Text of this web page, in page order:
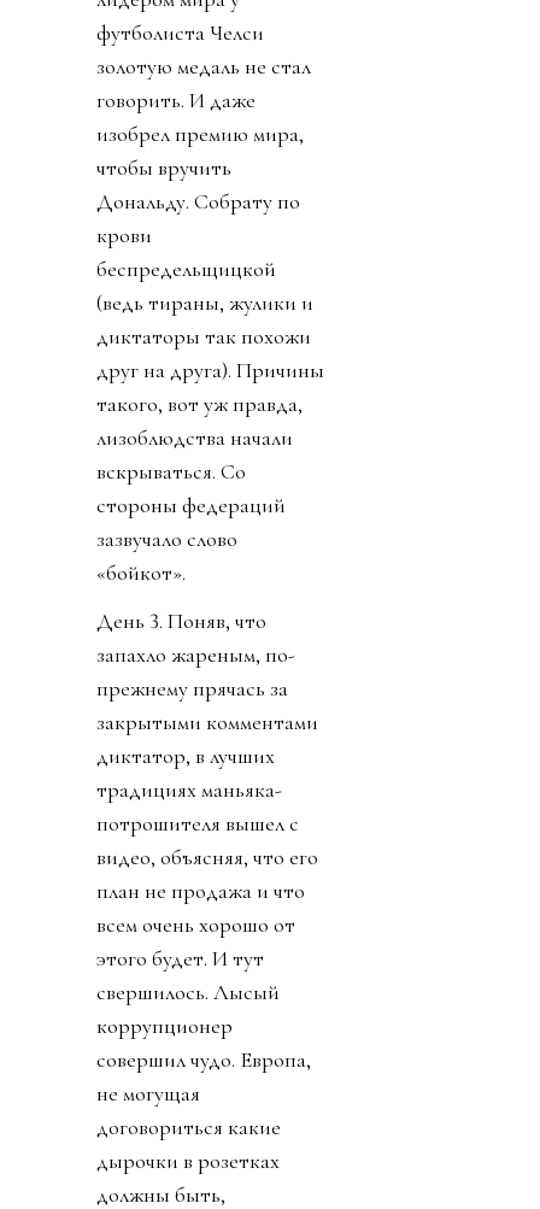
футболиста Челси
золотую медаль не стал
говорить. И даже
изобрел премию мира,
чтобы вручить
Дональду. Собрату по
крови
беспредельщицкой
(ведь тираны, жулики и
диктаторы так похожи
друг на друга). Причины
такого, вот уж правда,
лизоблюдства начали
вскрываться. Со
стороны федераций
зазвучало слово
«бойкот».
День 3. Поняв, что
запахло жареным, по-
прежнему прячась за
закрытыми комментами
диктатор, в лучших
традициях маньяка-
потрошителя вышел с
видео, объясняя, что его
план не продажа и что
всем очень хорошо от
этого будет. И тут
свершилось. Лысый
коррупционер
совершил чудо. Европа,
не могущая
договориться какие
дырочки в розетках
должны быть,